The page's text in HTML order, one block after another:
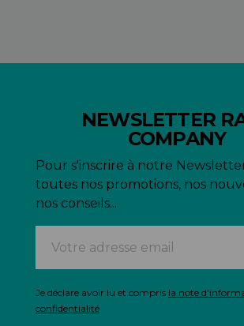
NEWSLETTER
COMPANY
Pour s'inscrire à notre
toutes nos promotions, nos
nos conseils...
Je déclare avoir lu et compris la note
confidentialité